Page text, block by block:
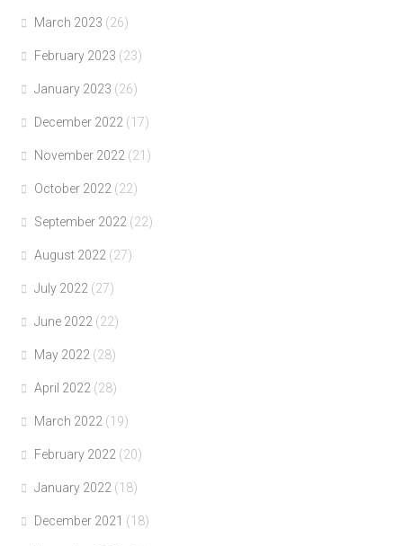
March 2023 (26)
February 2023 (23)
January 2023 (26)
December 2022 (17)
November 2022 (21)
October 2022 (22)
September 2022 (22)
August 2022 (27)
July 2022 (27)
June 2022 (22)
May 2022 (28)
April 2022 (28)
March 2022 (19)
February 2022 (20)
January 2022 (18)
December 2021 (18)